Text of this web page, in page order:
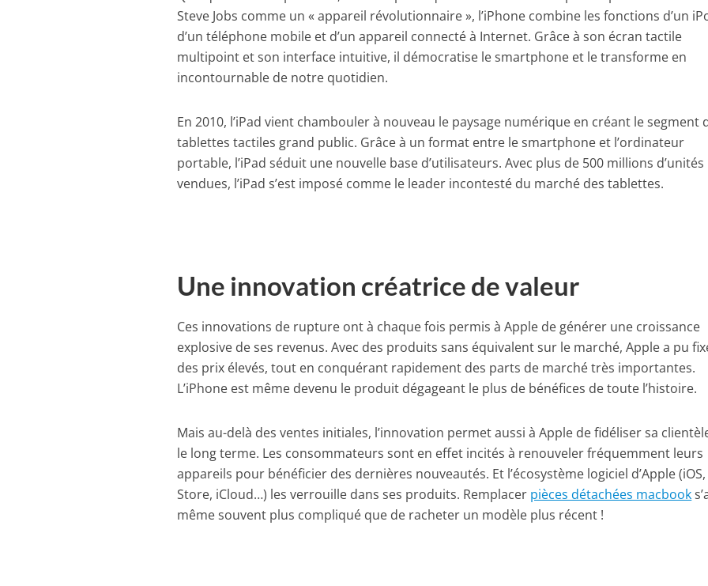
Steve Jobs comme un « appareil révolutionnaire », l’iPhone combine les fonctions d’un
d’un téléphone mobile et d’un appareil connecté à Internet. Grâce à son écran tactile
multipoint et son interface intuitive, il démocratise le smartphone et le transforme en
incontournable de notre quotidien.
En 2010, l’iPad vient chambouler à nouveau le paysage numérique en créant le segment
tablettes tactiles grand public. Grâce à un format entre le smartphone et l’ordinateur
portable, l’iPad séduit une nouvelle base d’utilisateurs. Avec plus de 500 millions d’unités
vendues, l’iPad s’est imposé comme le leader incontesté du marché des tablettes.
Une innovation créatrice de valeur
Ces innovations de rupture ont à chaque fois permis à Apple de générer une croissance
explosive de ses revenus. Avec des produits sans équivalent sur le marché, Apple a pu
des prix élevés, tout en conquérant rapidement des parts de marché très importantes.
L’iPhone est même devenu le produit dégageant le plus de bénéfices de toute l’histoire.
Mais au-delà des ventes initiales, l’innovation permet aussi à Apple de fidéliser sa
le long terme. Les consommateurs sont en effet incités à renouveler fréquemment leurs
appareils pour bénéficier des dernières nouveautés. Et l’écosystème logiciel d’Apple
Store, iCloud…) les verrouille dans ses produits. Remplacer pièces détachées macbook
même souvent plus compliqué que de racheter un modèle plus récent !